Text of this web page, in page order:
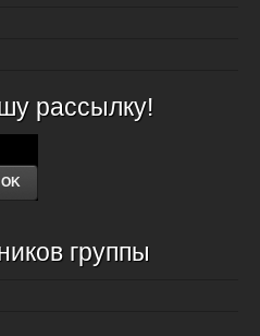
рассылку!
группы